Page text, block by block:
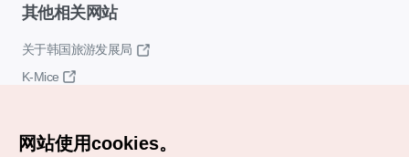
其他相关网站
关于韩国旅游发展局
K-Mice
网站使用cookies。